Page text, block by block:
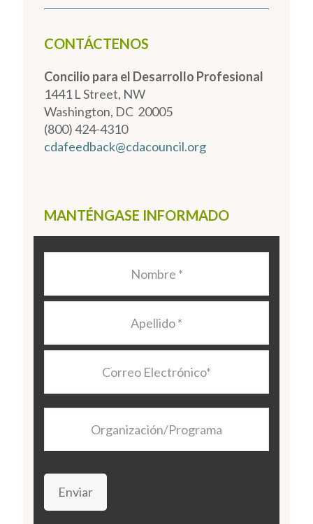
CONTÁCTENOS
Concilio para el Desarrollo Profesional
1441 L Street, NW
Washington, DC 20005
(800) 424-4310
cdafeedback@cdacouncil.org
MANTÉNGASE INFORMADO
Electrónico *
Enviar